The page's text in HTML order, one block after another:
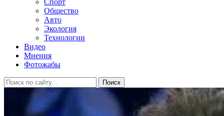
Спорт
Общество
Авто
Экология
Технологии
Видео
Мнения
Фотожабы
Поиск